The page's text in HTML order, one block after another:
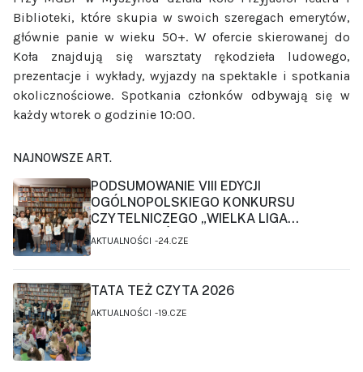
Biblioteki, które skupia w swoich szeregach emerytów,
głównie panie w wieku 50+. W ofercie skierowanej do
Koła znajdują się warsztaty rękodzieła ludowego,
prezentacje i wykłady, wyjazdy na spektakle i spotkania
okolicznościowe. Spotkania członków odbywają się w
każdy wtorek o godzinie 10:00.
NAJNOWSZE ART.
PODSUMOWANIE VIII EDYCJI
OGÓLNOPOLSKIEGO KONKURSU
CZYTELNICZEGO „WIELKA LIGA
CZYTELNIKÓW”
AKTUALNOŚCI 24.CZE
TATA TEŻ CZYTA 2026
AKTUALNOŚCI 19.CZE